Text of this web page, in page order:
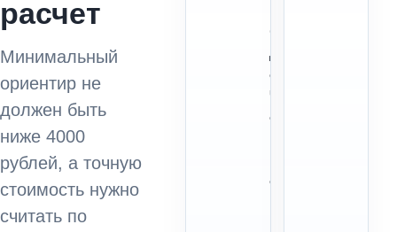
расчет
Минимальный
ориентир не
должен быть
ниже 4000
рублей, а точную
стоимость нужно
считать по
о
а
ч
а
а